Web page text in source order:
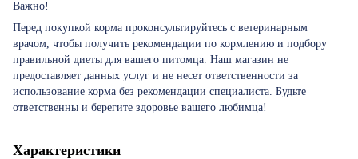
Важно!
Перед покупкой корма проконсультируйтесь с ветеринарным
врачом, чтобы получить рекомендации по кормлению и подбору
правильной диеты для вашего питомца. Наш магазин не
предоставляет данных услуг и не несет ответственности за
использование корма без рекомендации специалиста. Будьте
ответственны и берегите здоровье вашего любимца!
Характеристики